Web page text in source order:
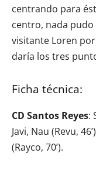
centrando para
centro, nada
visitante Loren
daría los tres
Ficha técnica:
CD Santos Reyes:
Javi, Nau (Revu,
(Rayco, 70’).